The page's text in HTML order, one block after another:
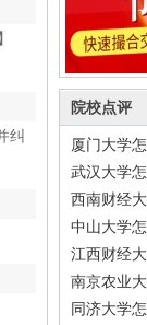
纠
院校点评
厦门大学
武汉大学
西南财经
中山大学
江西财经
南京农业
同济大学